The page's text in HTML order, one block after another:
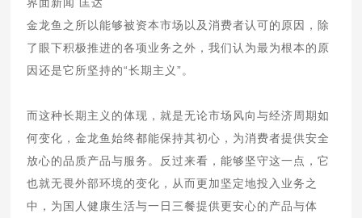
金龙鱼之所以能够被资本市场以及消费者认可的原因，除
了眼下积极推进的各项业务之外，我们认为最为根本的原
因还是它所坚持的“长期主义”。
而这种长期主义的体现，就是无论市场风向与经济周期如
何变化，金龙鱼始终都能保持其初心，为消费者提供安全
放心的品质产品与服务。反过来看，能够坚守这一点，它
也就无畏外部环境的变化，从而更加坚定地投入业务之
中，为国人健康生活与一日三餐提供更安心的产品与体